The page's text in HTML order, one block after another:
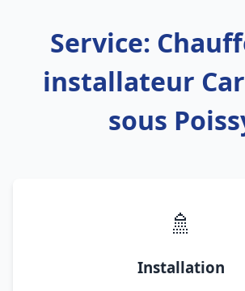
Service:
installateur
sous
🚿
Installation